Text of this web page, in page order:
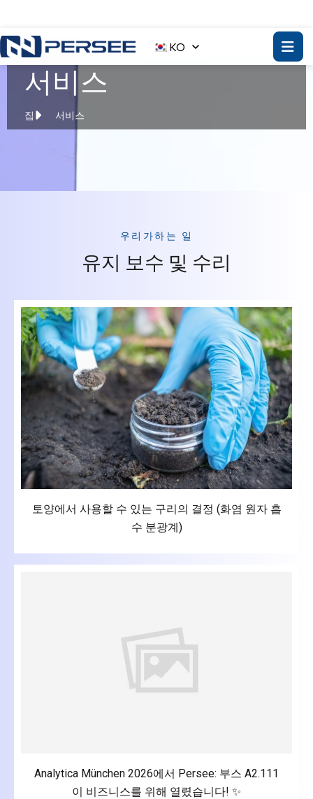
KO
서비스
집 서비스
우리가하는 일
유지 보수 및 수리
토양에서 사용할 수 있는 구리의 결정 (화염 원자 흡
수 분광계)
Analytica München 2026에서 Persee: 부스 A2.111
이 비즈니스를 위해 열렸습니다! ✨